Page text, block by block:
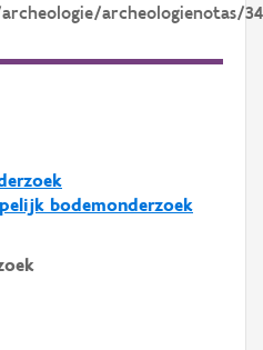
archeologienotas/
bodemonderzoek